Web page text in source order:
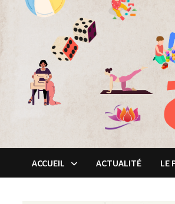
ACCUEIL ACTUALITÉ LE